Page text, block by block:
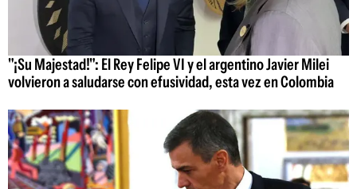
"¡Su Majestad!": El Rey Felipe VI y el argentino Javier Milei
volvieron a saludarse con efusividad, esta vez en Colombia